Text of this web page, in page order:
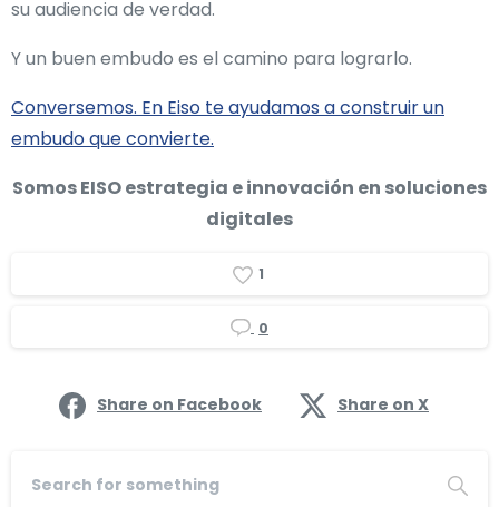
su audiencia de verdad.
Y un buen embudo es el camino para lograrlo.
Conversemos. En Eiso te ayudamos a construir un
embudo que convierte.
Somos EISO estrategia e innovación en soluciones
digitales
1
0
Share on Facebook Share on X